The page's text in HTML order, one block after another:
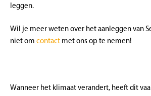
leggen.
Wil je meer weten over het aanleggen van
niet om contact met ons op te nemen!
Wanneer het klimaat verandert, heeft dit